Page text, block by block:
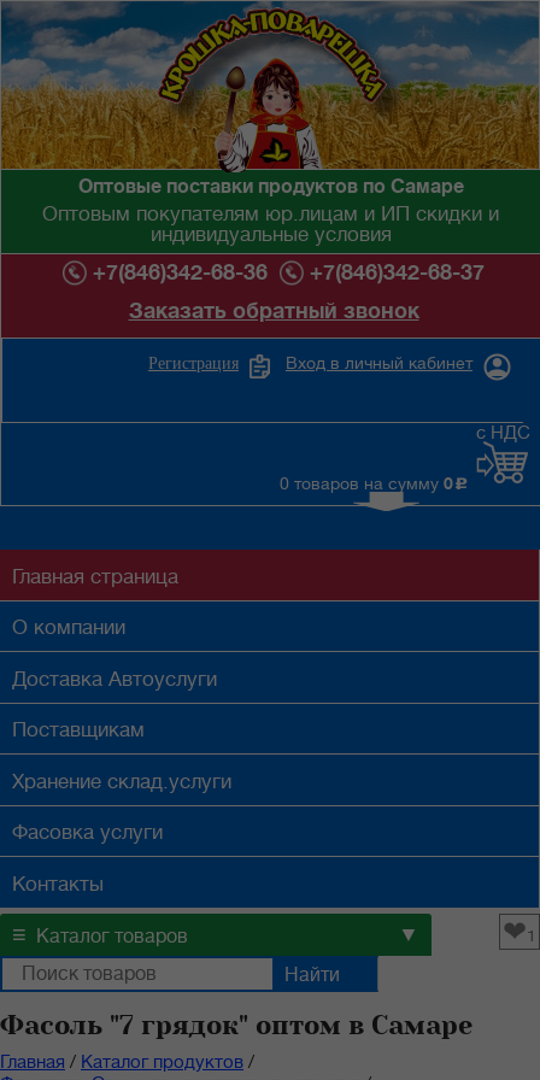
Оптовые поставки продуктов по Самаре
Оптовым покупателям юр.лицам и ИП скидки и
индивидуальные условия
+7(846)342-68-36
+7(846)342-68-37
Заказать обратный звонок
Вход в личный кабинет
Регистрация
0 товаров на сумму 0 c
с НДС
Главная страница
О компании
Доставка Автоуслуги
Поставщикам
Хранение склад.услуги
Фасовка услуги
Контакты
≡ Каталог товаров ▼ ❤1
Фасоль "7 грядок" оптом в Самаре
Главная / Каталог продуктов /